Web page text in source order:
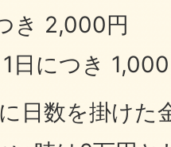
き 2,000円
日につき
日数を掛けた